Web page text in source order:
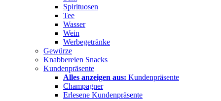
Spirituosen
Tee
Wasser
Wein
Werbegetränke
Gewürze
Knabbereien Snacks
Kundenpräsente
Alles anzeigen aus: Kundenpräsente
Champagner
Erlesene Kundenpräsente